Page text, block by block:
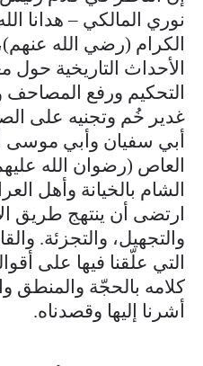
نوري المالكي – هدانا
الكرام (رضي الله
الأحداث التاريخية
التحكيم ورفع المصاحف
غدير خُم وتجنيه على
أبي سفيان وأبي موسى
العاص (رضوان الله
الشام بالخيانة وأهل
ارتضى أن ينتهج طريق
والتجهيل، والتجزئة.
التي علّقنا فيها على
كلامه بالحجّة والمنطق
أشرنا إليها وقصدناه.